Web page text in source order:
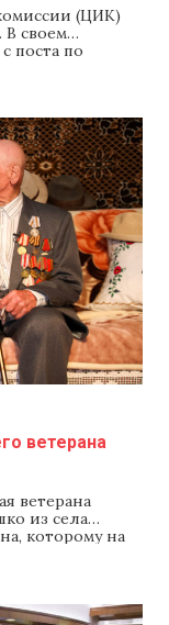
(ЦИК)
В своем
поста по
за границу.
ветерана
ветерана
из села
которому на
Лупашко
со своими
его, чтобы